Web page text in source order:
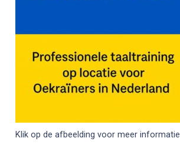
Klik op de afbeelding voor meer informatie